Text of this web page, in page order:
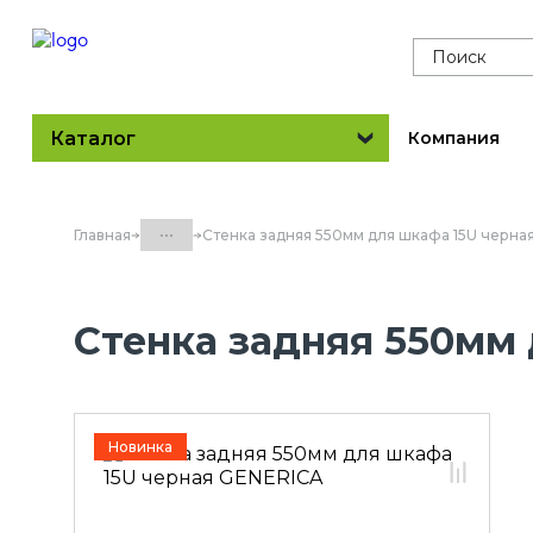
Поиск
Каталог Компания
Главная ...
60.20 Оборудование
телекоммуникационное
60.20.01 Шкафы сетевые
GENERICA
60.20.01.02 Шкафы сетевые
настенные
Стенка задняя 550мм для шкафа 15U
Стенка задняя 550мм
Новинка